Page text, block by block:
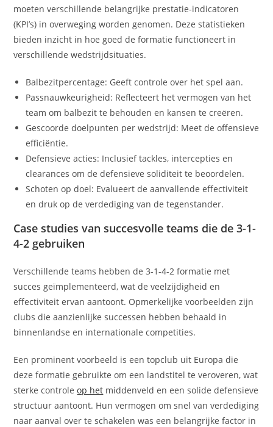
moeten verschillende belangrijke prestatie-indicatoren
(KPI’s) in overweging worden genomen. Deze statistieken
bieden inzicht in hoe goed de formatie functioneert in
verschillende wedstrijdsituaties.
Balbezitpercentage: Geeft controle over het spel aan.
Passnauwkeurigheid: Reflecteert het vermogen van het
team om balbezit te behouden en kansen te creëren.
Gescoorde doelpunten per wedstrijd: Meet de offensieve
efficiëntie.
Defensieve acties: Inclusief tackles, intercepties en
clearances om de defensieve soliditeit te beoordelen.
Schoten op doel: Evalueert de aanvallende effectiviteit
en druk op de verdediging van de tegenstander.
Case studies van succesvolle teams die de 3-1-
4-2 gebruiken
Verschillende teams hebben de 3-1-4-2 formatie met
succes geïmplementeerd, wat de veelzijdigheid en
effectiviteit ervan aantoont. Opmerkelijke voorbeelden zijn
clubs die aanzienlijke successen hebben behaald in
binnenlandse en internationale competities.
Een prominent voorbeeld is een topclub uit Europa die
deze formatie gebruikte om een landstitel te veroveren, wat
sterke controleop het middenveld en een solide defensieve
structuur aantoont. Hun vermogen om snel van verdediging
naar aanval over te schakelen was een belangrijke factor in